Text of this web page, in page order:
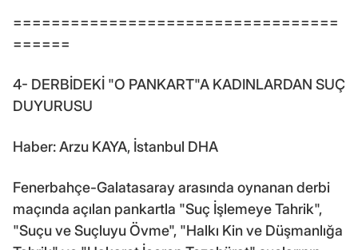
==================================
======
4- DERBİDEKİ "O PANKART"A KADINLARDAN SUÇ
DUYURUSU
Haber: Arzu KAYA, İstanbul DHA
Fenerbahçe-Galatasaray arasında oynanan derbi
maçında açılan pankartla "Suç İşlemeye Tahrik",
"Suçu ve Suçluyu Övme", "Halkı Kin ve Düşmanlığa